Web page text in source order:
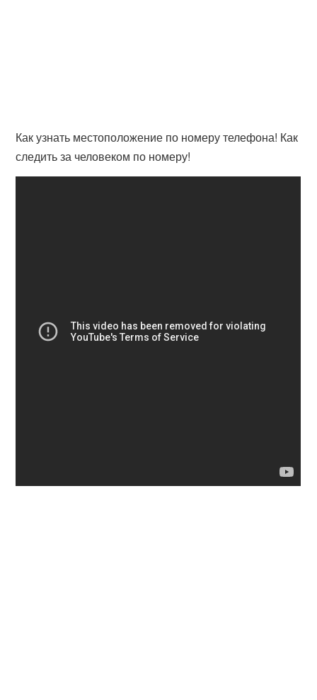
Как узнать местоположение по номеру телефона! Как
следить за человеком по номеру!